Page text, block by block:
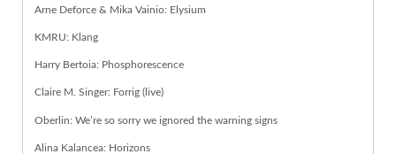
Arne Deforce & Mika Vainio: Elysium
KMRU: Klang
Harry Bertoia: Phosphorescence
Claire M. Singer: Forrig (live)
Oberlin: We’re so sorry we ignored the warning signs
Alina Kalancea: Horizons